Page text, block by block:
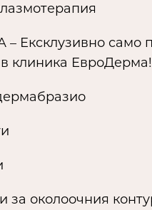
– Ексклузивно само
клиника ЕвроДерма!
за околоочния